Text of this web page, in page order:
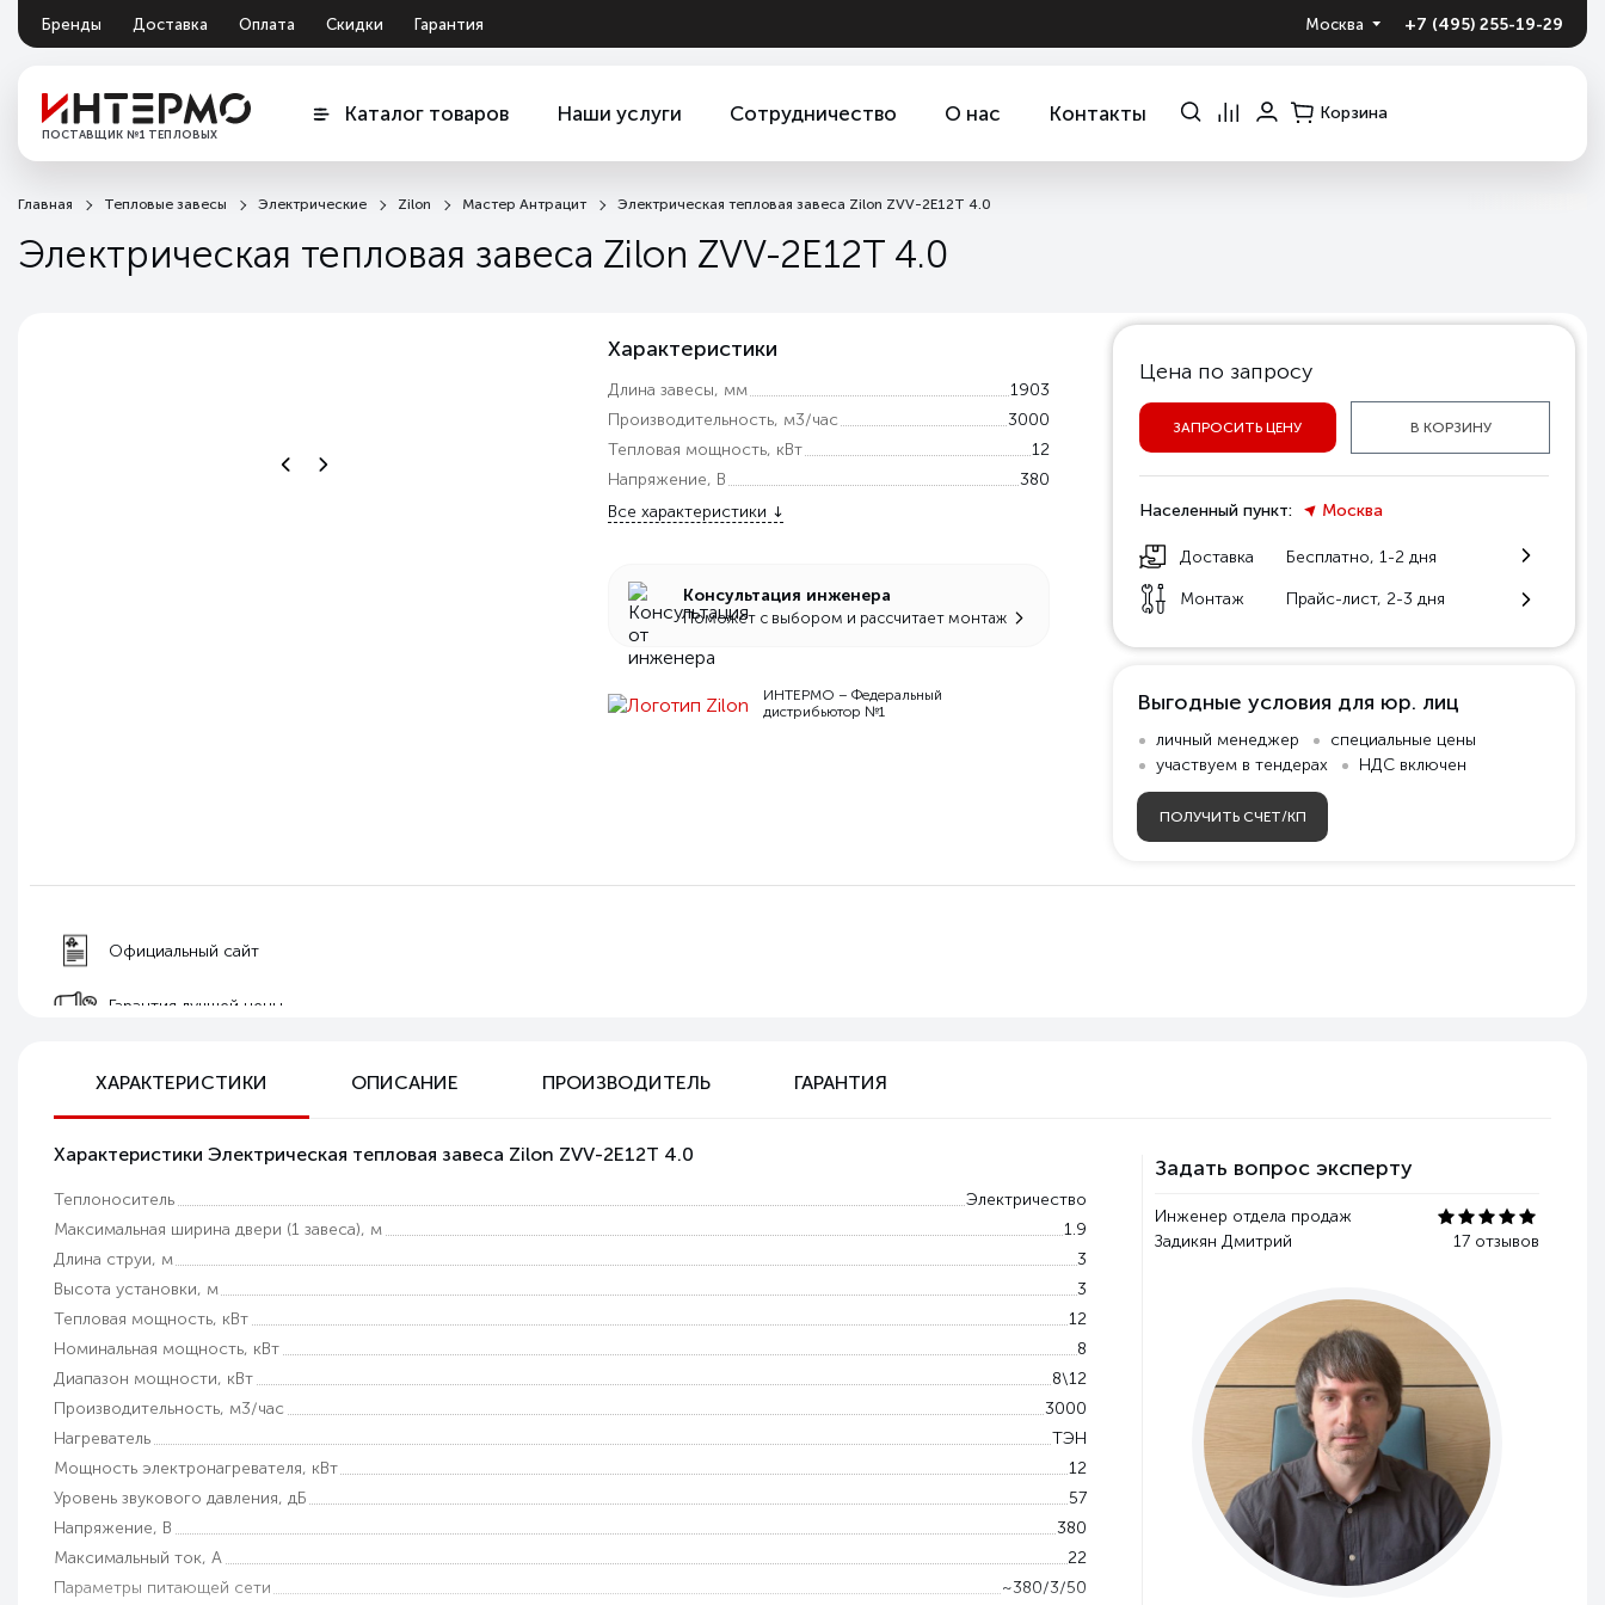
Бренды Доставка Оплата Скидки
Гарантия
Документация
Обмен и возврат
+7 (495) 255-19-29
Москва
ПОСТАВЩИК №1 ТЕПЛОВЫХ
Каталог товаров Наши услуги Сотрудничество О нас Контакты Корзина
Главная Тепловые завесы Электрические Zilon Мастер Антрацит Электрическая тепловая завеса Zilon ZVV-2E12T 4.0
Электрическая тепловая завеса Zilon ZVV-2E12T 4.0
Характеристики
Длина завесы, мм
1903
Производительность, м3/час
3000
Тепловая мощность, кВт
12
Напряжение, В
380
Все характеристики
Консультация инженера
Поможет с выбором и рассчитает монтаж
ИНТЕРМО – Федеральный
дистрибьютор №1
Цена по запросу
ЗАПРОСИТЬ ЦЕНУ В КОРЗИНУ
Населенный пункт: Москва
Доставка Бесплатно, 1-2 дня
Монтаж Прайс-лист, 2-3 дня
Выгодные условия для юр. лиц
личный менеджер
специальные цены
участвуем в тендерах
НДС включен
ПОЛУЧИТЬ СЧЕТ/КП
Официальный сайт
Гарантия лучшей цены
Возможность самовывоза
Техническая поддержка
Гарантия качества
ХАРАКТЕРИСТИКИ ОПИСАНИЕ ПРОИЗВОДИТЕЛЬ ГАРАНТИЯ
Задать вопрос эксперту
Инженер отдела продаж
Задикян Дмитрий
17 отзывов
Характеристики Электрическая тепловая завеса Zilon ZVV-2E12T 4.0
Теплоноситель
Электричество
Максимальная ширина двери (1 завеса), м
1.9
Длина струи, м
3
Высота установки, м
3
Тепловая мощность, кВт
12
Номинальная мощность, кВт
8
Диапазон мощности, кВт
8\12
Производительность, м3/час
3000
Нагреватель
ТЭН
Мощность электронагревателя, кВт
12
Уровень звукового давления, дБ
57
Напряжение, В
380
Максимальный ток, A
22
Параметры питающей сети
~380/3/50